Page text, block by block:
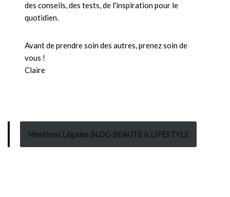
des conseils, des tests, de l'inspiration pour le
quotidien.
Avant de prendre soin des autres, prenez soin de
vous !
Claire
Mentions Légales BLOG BEAUTE & LIFESTYLE